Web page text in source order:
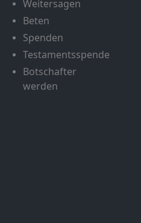
Weitersagen
Beten
Spenden
Testamentsspende
Botschafter
werden